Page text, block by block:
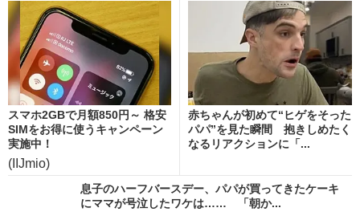
スマホ2GBで月額850円～ 格安
SIMをお得に使うキャンペーン
実施中！
(IIJmio)
赤ちゃんが初めて“ヒゲをそった
パパ”を見た瞬間 抱きしめたく
なるリアクションに「...
息子のハーフバースデー、パパが買ってきたケーキ
にママが号泣したワケは…… 「朝か...